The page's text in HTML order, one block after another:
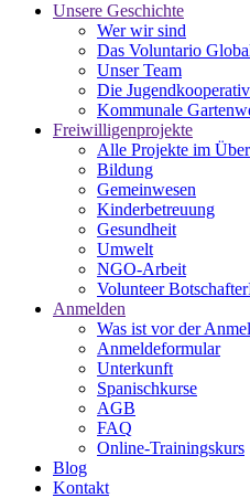
Unsere Geschichte
Wer wir sind
Das Voluntario
Unser Team
Die
Kommunale
Freiwilligenprojekte
Alle Projekte im
Bildung
Gemeinwesen
Kinderbetreuung
Gesundheit
Umwelt
NGO-Arbeit
Volunteer
Anmelden
Was ist vor der
Anmeldeformular
Unterkunft
Spanischkurse
AGB
FAQ
Online-Trainingskurs
Blog
Kontakt